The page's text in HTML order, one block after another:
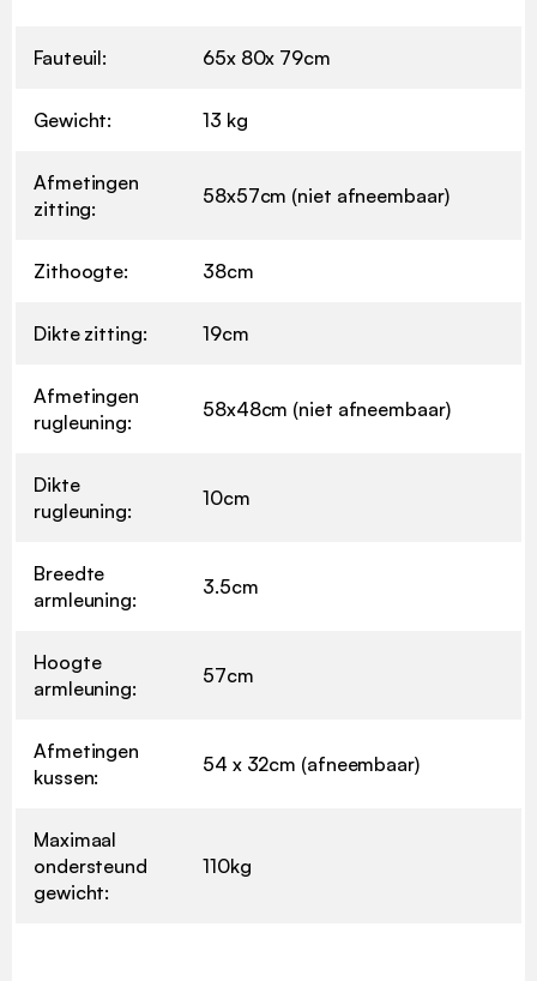
Fauteuil: 65x 80x 79cm
Gewicht: 13 kg
Afmetingen
zitting:
58x57cm (niet afneembaar)
Zithoogte: 38cm
Dikte zitting: 19cm
Afmetingen
rugleuning:
58x48cm (niet afneembaar)
Dikte
rugleuning:
10cm
Breedte
armleuning:
3.5cm
Hoogte
armleuning:
57cm
Afmetingen
kussen:
54 x 32cm (afneembaar)
Maximaal
ondersteund
gewicht:
110kg